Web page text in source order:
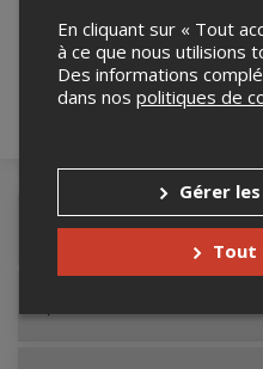
Détails de
En cliquant sur « Tout
à ce que nous utilisions
Des informations
dans nos politiques de
Gérer
Tout